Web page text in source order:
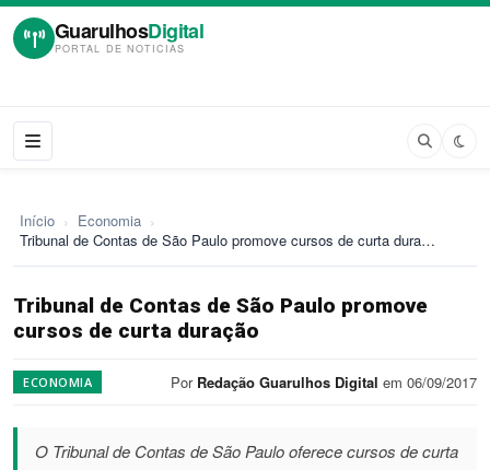
GuarulhosDigital
PORTAL DE NOTICIAS
Início › Economia ›
Tribunal de Contas de São Paulo promove cursos de curta dura…
Tribunal de Contas de São Paulo promove
cursos de curta duração
ECONOMIA Por Redação Guarulhos Digital em 06/09/2017
O Tribunal de Contas de São Paulo oferece cursos de curta